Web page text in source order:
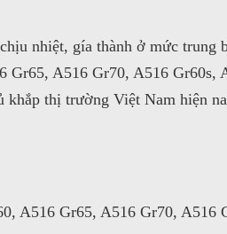
nhiệt, gía thành ở mức trung
A516 Gr70, A516
thị trường Việt Nam hiện
A516 Gr65, A516 Gr70, A516